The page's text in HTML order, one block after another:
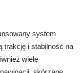
system
trakcję i stabilność na
wiele